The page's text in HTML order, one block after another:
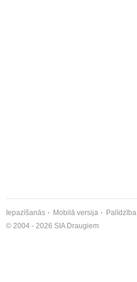
Iepazīšanās Mobilā versija Palīdzība
© 2004 - 2026 SIA Draugiem